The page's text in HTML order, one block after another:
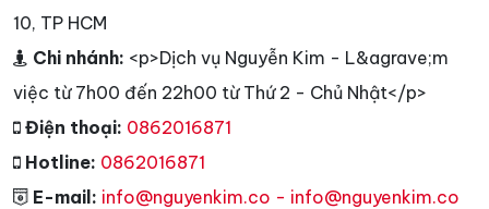
10, TP HCM
Chi nhánh: <p>Dịch vụ Nguyễn Kim - L&agrave;m
việc từ 7h00 đến 22h00 từ Thứ 2 - Chủ Nhật</p>
Điện thoại: 0862016871
Hotline: 0862016871
E-mail: info@nguyenkim.co - info@nguyenkim.co